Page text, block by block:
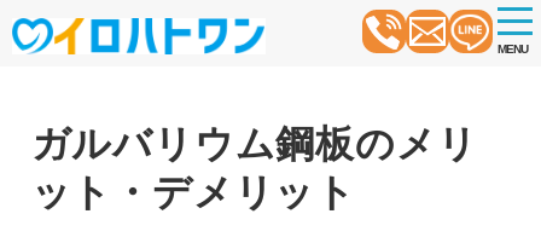
t
o
g
MENU
ガルバリウム鋼板のメリ
ット・デメリット